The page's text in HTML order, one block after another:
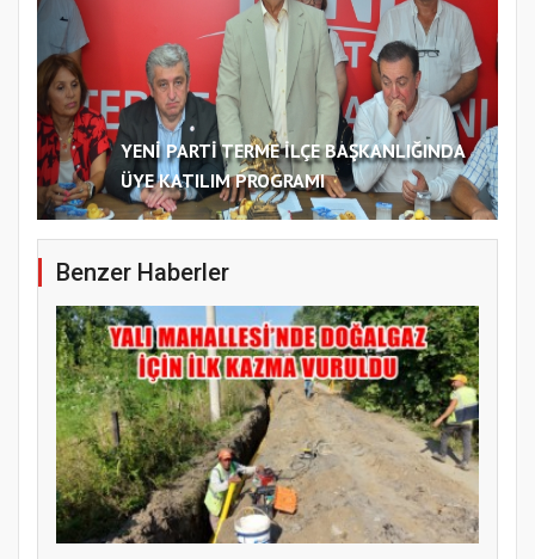
YENİ PARTİ TERME İLÇE BAŞKANLIĞINDA
ÜYE KATILIM PROGRAMI
Benzer Haberler